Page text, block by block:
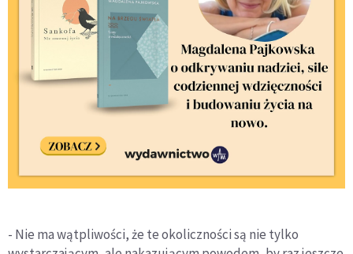
- Nie ma wątpliwości, że te okoliczności są nie tylko